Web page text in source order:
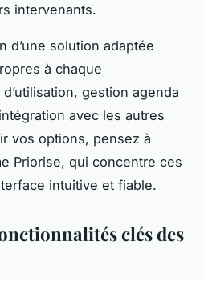
intervenants.
d’une solution adaptée
à chaque
gestion agenda
avec les autres
vos options, pensez à
Priorise, qui concentre ces
intuitive et fiable.
clés des